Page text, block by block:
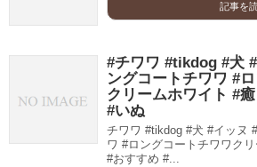
記事を
#チワワ #tikdog #犬
ングコートチワワ #
クリームホワイト #
#いぬ
チワワ #tikdog #犬 #イッヌ
ワ #ロングコートチワワク
#おすすめ #...